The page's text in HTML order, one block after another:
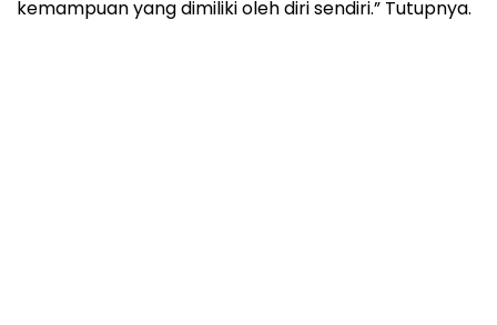
kemampuan yang dimiliki oleh diri sendiri.” Tutupnya.